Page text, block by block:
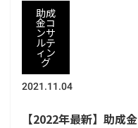
助成
金コ
ンサ
ルテ
ィン
グ
2021.11.04
【2022年最新】助成金